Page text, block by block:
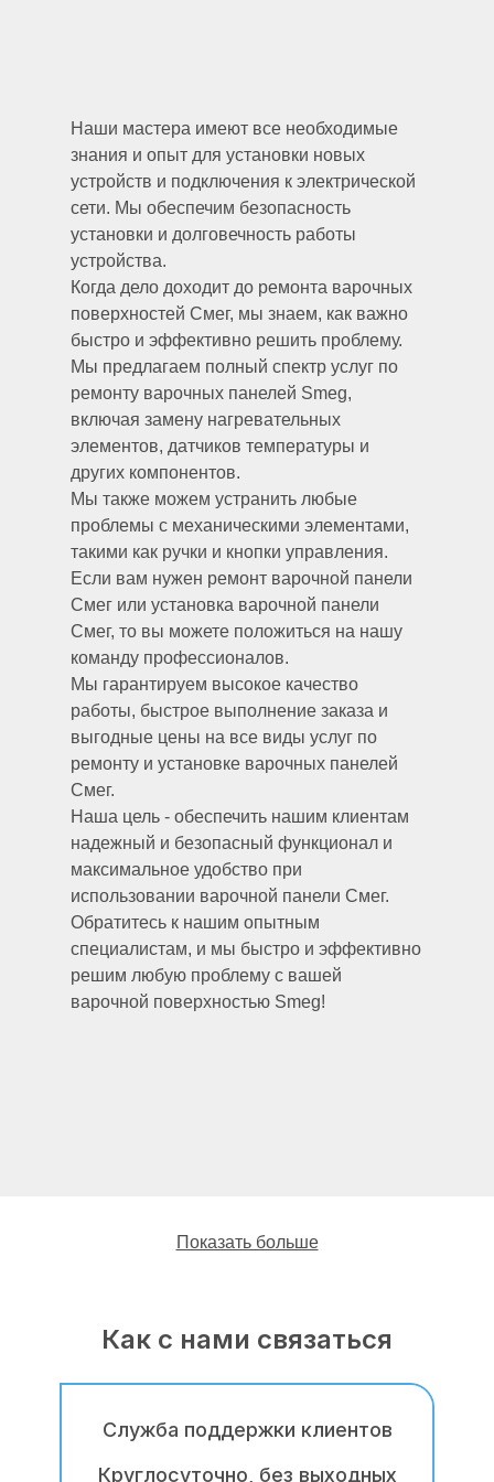
Показать больше
Наши мастера имеют все необходимые
знания и опыт для установки новых
устройств и подключения к электрической
сети. Мы обеспечим безопасность
установки и долговечность работы
устройства.
Когда дело доходит до ремонта варочных
поверхностей Смег, мы знаем, как важно
быстро и эффективно решить проблему.
Мы предлагаем полный спектр услуг по
ремонту варочных панелей Smeg,
включая замену нагревательных
элементов, датчиков температуры и
других компонентов.
Мы также можем устранить любые
проблемы с механическими элементами,
такими как ручки и кнопки управления.
Если вам нужен ремонт варочной панели
Смег или установка варочной панели
Смег, то вы можете положиться на нашу
команду профессионалов.
Мы гарантируем высокое качество
работы, быстрое выполнение заказа и
выгодные цены на все виды услуг по
ремонту и установке варочных панелей
Смег.
Наша цель - обеспечить нашим клиентам
надежный и безопасный функционал и
максимальное удобство при
использовании варочной панели Смег.
Обратитесь к нашим опытным
специалистам, и мы быстро и эффективно
решим любую проблему с вашей
варочной поверхностью Smeg!
Наши мастера имеют многолетний опыт
профилактике, монтажу и демонтажу
По сравнению с мастерами-частниками с
Как с нами связаться
Служба поддержки клиентов
Круглосуточно, без выходных